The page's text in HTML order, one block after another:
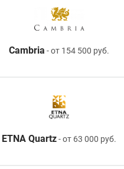
Cambria - от 154 500 руб.
ETNA Quartz- от 63 000 руб.